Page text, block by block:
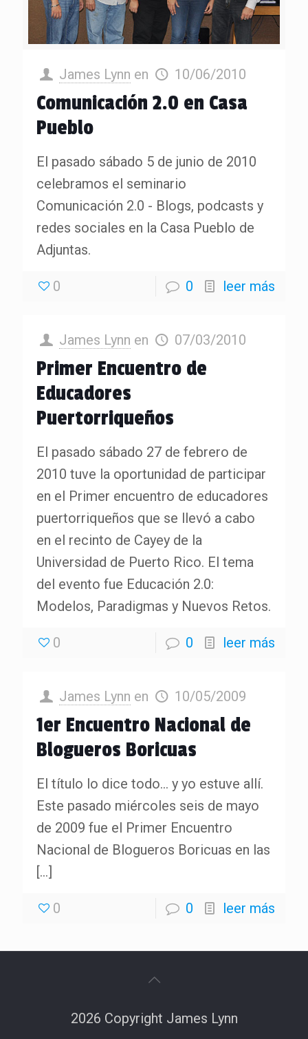
James Lynn en 10/06/2010
Comunicación 2.0 en Casa
Pueblo
El pasado sábado 5 de junio de 2010
celebramos el seminario
Comunicación 2.0 - Blogs, podcasts y
redes sociales en la Casa Pueblo de
Adjuntas.
0 0 leer más
James Lynn en 07/03/2010
Primer Encuentro de
Educadores
Puertorriqueños
El pasado sábado 27 de febrero de
2010 tuve la oportunidad de participar
en el Primer encuentro de educadores
puertorriqueños que se llevó a cabo
en el recinto de Cayey de la
Universidad de Puerto Rico. El tema
del evento fue Educación 2.0:
Modelos, Paradigmas y Nuevos Retos.
0 0 leer más
James Lynn en 10/05/2009
1er Encuentro Nacional de
Blogueros Boricuas
El título lo dice todo… y yo estuve allí.
Este pasado miércoles seis de mayo
de 2009 fue el Primer Encuentro
Nacional de Blogueros Boricuas en las
[…]
0 0 leer más
2026 Copyright James Lynn